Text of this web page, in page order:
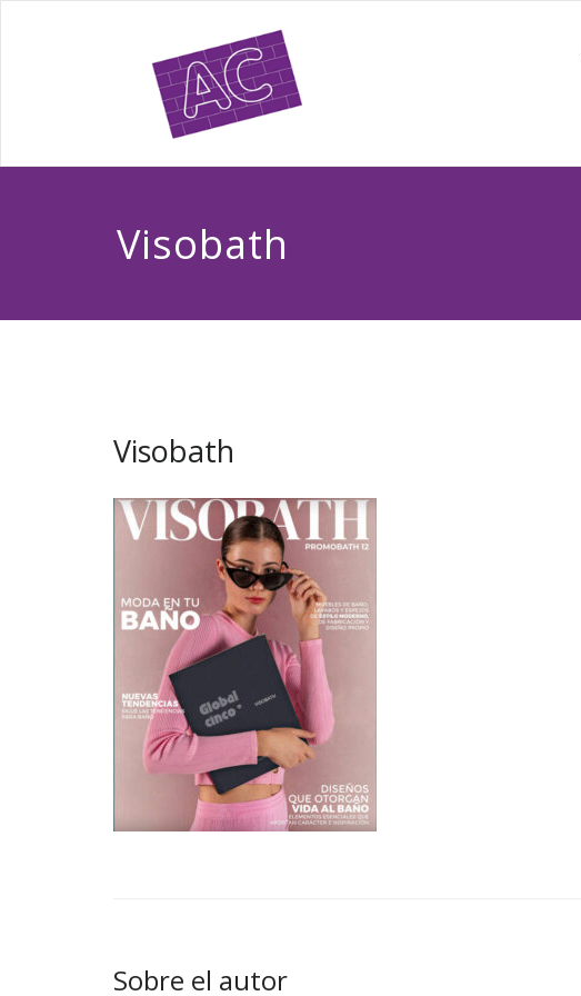
Visobath
Visobath
Sobre el autor